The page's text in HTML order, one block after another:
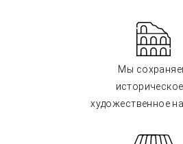
Мы
художественное